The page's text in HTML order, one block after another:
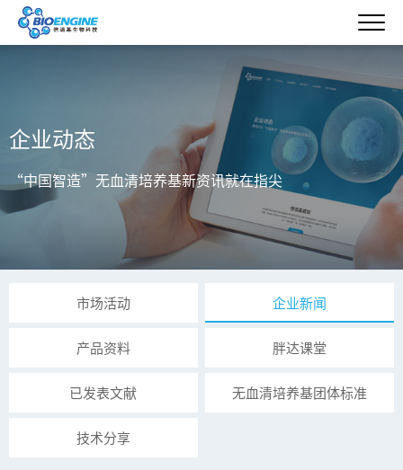
企业动态
“中国智造”无血清培养基新资讯就在指尖
市场活动 企业新闻
产品资料 胖达课堂
已发表文献 无血清培养基团体标准
技术分享